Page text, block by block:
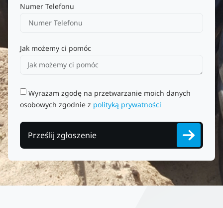
Numer Telefonu
Jak możemy ci pomóc
Wyrażam zgodę na przetwarzanie moich danych
osobowych zgodnie z polityką prywatności
Prześlij zgłoszenie